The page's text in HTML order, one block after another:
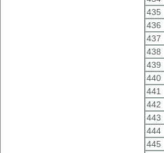
435
436
437
438
439
440
441
442
443
444
445